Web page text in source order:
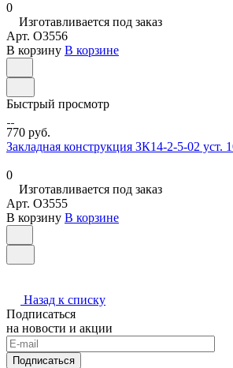
0
Изготавливается под заказ
Арт. O3556
В корзину В корзине
Быстрый просмотр
770 руб.
Закладная конструкция ЗК14-2-5-02 уст.
0
Изготавливается под заказ
Арт. O3555
В корзину В корзине
Назад к списку
Подписаться
на новости и акции
Подписаться